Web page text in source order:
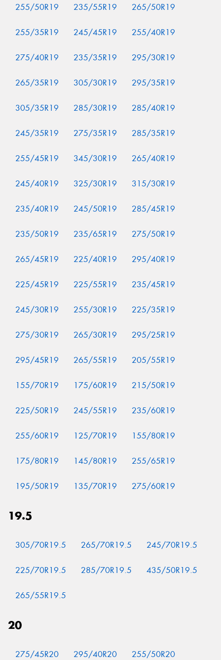
255/50R19 235/55R19 265/50R19
255/35R19 245/45R19 255/40R19
275/40R19 235/35R19 295/30R19
265/35R19 305/30R19 295/35R19
305/35R19 285/30R19 285/40R19
245/35R19 275/35R19 285/35R19
255/45R19 345/30R19 265/40R19
245/40R19 325/30R19 315/30R19
235/40R19 245/50R19 285/45R19
235/50R19 235/65R19 275/50R19
265/45R19 225/40R19 295/40R19
225/45R19 225/55R19 235/45R19
245/30R19 255/30R19 225/35R19
275/30R19 265/30R19 295/25R19
295/45R19 265/55R19 205/55R19
155/70R19 175/60R19 215/50R19
225/50R19 245/55R19 235/60R19
255/60R19 125/70R19 155/80R19
175/80R19 145/80R19 255/65R19
195/50R19 135/70R19 275/60R19
19.5
305/70R19.5 265/70R19.5 245/70R19.5
225/70R19.5 285/70R19.5 435/50R19.5
265/55R19.5
20
275/45R20 295/40R20 255/50R20